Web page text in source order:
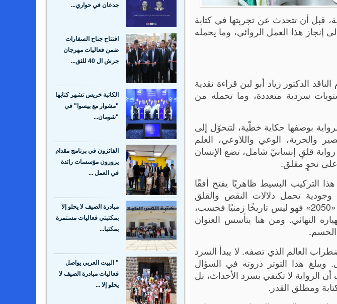
قبل أن تتحدث عن تجربتها في كتابة
إلى إنجاز هذا العمل الروائي، وما يحمله
الدكتور زياد أبو لبن قراءة نقدية
سردية متعددة، وما تحمله من
الرواية بوصفها حكاية خطّية، لتتحوّل إلى
والحرية، الوعي واللاوعي، العلم
رواية قلقٍ إنسانيّ شامل، تضع الإنسان
على نحوٍ مقلق.
منذ عتبته الأولى على عنوانٍ شديد الكثافة الدلالية: «آصف 2050». هذا التركيب البسيط ظاهريًا يفتح أفقًا
تحمل دلالات النقص والقلق
والتشظي، وكأنها ذات لم تكتمل بعد أو مصيرٌ لا يزال في طور التشكل. أما الرقم «2050» فهو ليس تاريخًا زمنيًا فحسب،
النهائي. ومن هنا يتأسس العنوان
الحسم.
العالم الذي تصفه. لا يبدأ السرد
هذا التوتر ذروته في السؤال
الرواية لا تكتفي بسرد الأحداث، بل
ومطلق القدر.
جدعان في حواري...
افتتاح جناح السفارات
ضمن فعاليات مهرجان
جرش ال 40 للثق...
الكاتبة خريس تشهر كتابها
"مشوار مع بيسوا" في
"شومان...
الفائزون في برنامج مقدام
يزورون مؤسسات رائدة
في العمل ...
مبادرة الصيف لا يحلو إلا
بمكتبتي فعاليات مستمرة
بمكتبا...
" البيت العربي يواصل
فعاليات مبادرة الصيف لا
يحلو إلا ...